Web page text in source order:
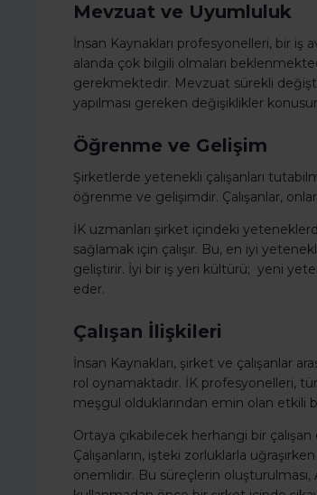
Mevzuat ve Uyumluluk
İnsan Kaynakları profesyonelleri, bir iş
alanda çok bilgili olmaları
gerekmektedir. Mevzuat sürekli
yapılması gereken değişiklikler
Öğrenme ve Gelişim
Şirketlerde yetenekli çalışanları
öğrenme ve gelişimdir. Çalışanlar,
İK uzmanları şirket içindeki
sağlamak için çalışır. Bu, en iyi
geliştirir. İyi bir iş yeri kültürü; yeni
eder.
Çalışan İlişkileri
İnsan Kaynakları, şirket ve çalışanlar
rol oynamaktadır. İK profesyonelleri,
meşgul olduklarından emin olan etkili
Ortaya çıkabilecek herhangi bir
Çalışanların, işteki zorluklarla
önemlidir. Bu süreçlerin oluşturulması,